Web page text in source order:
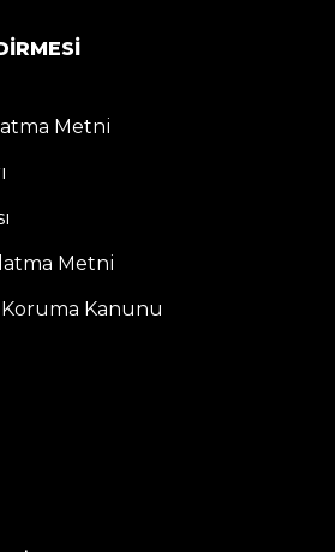
Metni
Metni
Kanunu